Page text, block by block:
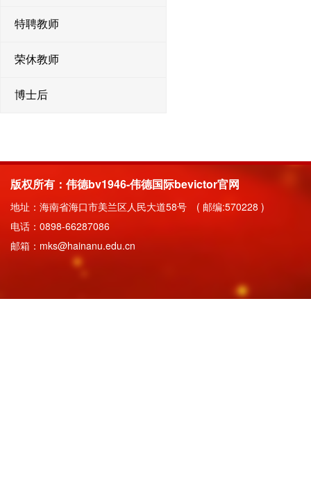
特聘教师
荣休教师
博士后
版权所有：伟德bv1946-伟德国际bevictor官网
地址：海南省海口市美兰区人民大道58号 ( 邮编:570228 )
电话：0898-66287086
邮箱：mks@hainanu.edu.cn